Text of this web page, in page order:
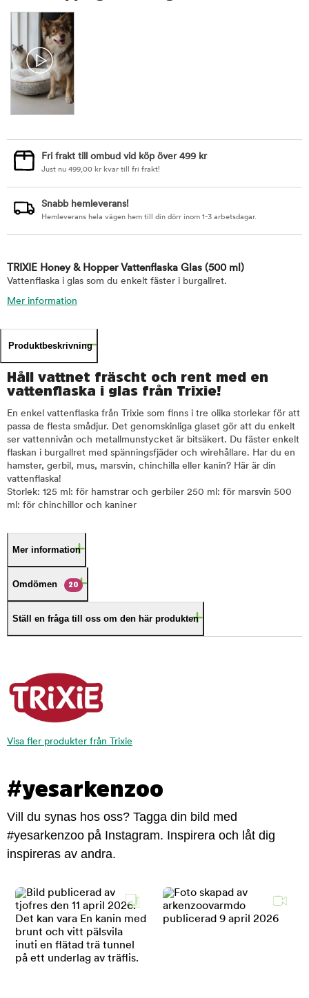
Fri frakt till ombud vid köp över 499 kr
Just nu 499,00 kr kvar till fri frakt!
Snabb hemleverans!
Hemleverans hela vägen hem till din dörr inom 1-3 arbetsdagar.
TRIXIE Honey & Hopper Vattenflaska Glas (500 ml)
Vattenflaska i glas som du enkelt fäster i burgallret.
Mer information
Produktbeskrivning
Håll vattnet fräscht och rent med en
vattenflaska i glas från Trixie!
En enkel vattenflaska från Trixie som finns i tre olika storlekar för att
passa de flesta smådjur. Det genomskinliga glaset gör att du enkelt
ser vattennivån och metallmunstycket är bitsäkert. Du fäster enkelt
flaskan i burgallret med spänningsfjäder och wirehållare. Har du en
hamster, gerbil, mus, marsvin, chinchilla eller kanin? Här är din
vattenflaska!
Storlek: 125 ml: för hamstrar och gerbiler 250 ml: för marsvin 500
ml: för chinchillor och kaniner
Mer information
Omdömen 20
Ställ en fråga till oss om den här produkten
Visa fler produkter från Trixie
#yesarkenzoo
Vill du synas hos oss? Tagga din bild med
#yesarkenzoo på Instagram. Inspirera och låt dig
inspireras av andra.